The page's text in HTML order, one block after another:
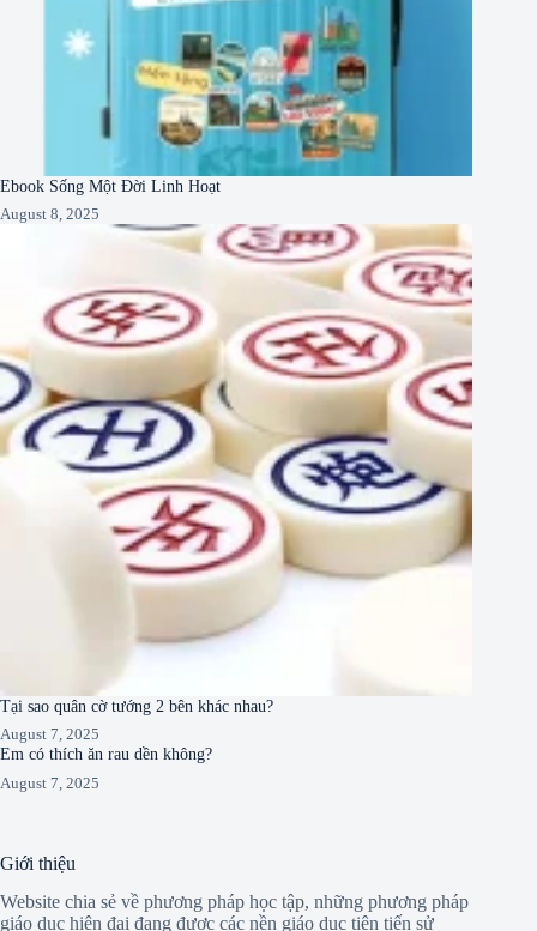
Ebook Sống Một Đời Linh Hoạt
August 8, 2025
Tại sao quân cờ tướng 2 bên khác nhau?
August 7, 2025
Em có thích ăn rau dền không?
August 7, 2025
Giới thiệu
Website chia sẻ về phương pháp học tập, những phương pháp
giáo dục hiện đại đang được các nền giáo dục tiên tiến sử